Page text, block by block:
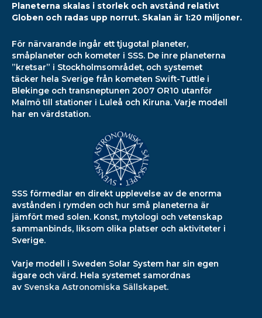
Planeterna skalas i storlek och avstånd relativt
Globen och radas upp norrut. Skalan är 1:20 miljoner.
För närvarande ingår ett tjugotal planeter,
småplaneter och kometer i SSS. De inre planeterna
”kretsar” i Stockholmsområdet, och systemet
täcker hela Sverige från kometen Swift-Tuttle i
Blekinge och transneptunen 2007 OR10 utanför
Malmö till stationer i Luleå och Kiruna. Varje modell
har en värdstation.
SSS förmedlar en direkt upplevelse av de enorma
avstånden i rymden och hur små planeterna är
jämfört med solen. Konst, mytologi och vetenskap
sammanbinds, liksom olika platser och aktiviteter i
Sverige.
Varje modell i Sweden Solar System har sin egen
ägare och värd. Hela systemet samordnas
av Svenska Astronomiska Sällskapet.